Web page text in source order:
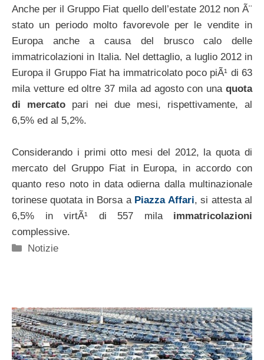
Anche per il Gruppo Fiat quello dell’estate 2012 non Ã¨
stato un periodo molto favorevole per le vendite in
Europa anche a causa del brusco calo delle
immatricolazioni in Italia. Nel dettaglio, a luglio 2012 in
Europa il Gruppo Fiat ha immatricolato poco piÃ¹ di 63
mila vetture ed oltre 37 mila ad agosto con una quota
di mercato pari nei due mesi, rispettivamente, al
6,5% ed al 5,2%.
Considerando i primi otto mesi del 2012, la quota di
mercato del Gruppo Fiat in Europa, in accordo con
quanto reso noto in data odierna dalla multinazionale
torinese quotata in Borsa a Piazza Affari, si attesta al
6,5% in virtÃ¹ di 557 mila immatricolazioni
complessive.
Categorie
Notizie